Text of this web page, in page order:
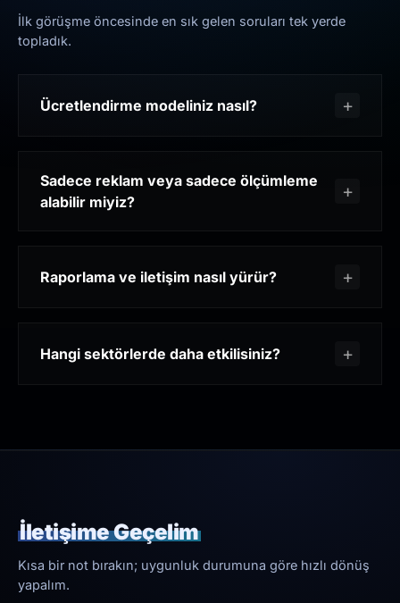
İlk görüşme öncesinde en sık gelen soruları tek yerde
topladık.
Ücretlendirme modeliniz nasıl?
Sadece reklam veya sadece ölçümleme
alabilir miyiz?
Raporlama ve iletişim nasıl yürür?
Hangi sektörlerde daha etkilisiniz?
İletişime Geçelim
Kısa bir not bırakın; uygunluk durumuna göre hızlı dönüş
yapalım.